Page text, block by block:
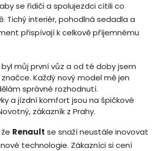
se řidiči a spolujezdci cítili co
Tichý interiér, pohodlná sedadla a
přispívají k celkově příjemnému
byl můj první vůz a od té doby jsem
Každý nový model mě jen
správné rozhodnutí.
a jízdní komfort jsou na špičkové
zákazník z Prahy.
Renault se snaží neustále inovovat
technologie. Zákazníci si cení